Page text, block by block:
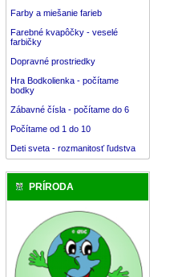
Farby a miešanie farieb
Farebné kvapôčky - veselé
farbičky
Dopravné prostriedky
Hra Bodkolienka - počítame
bodky
Zábavné čísla - počítame do 6
Počítame od 1 do 10
Deti sveta - rozmanitosť ľudstva
PRÍRODA